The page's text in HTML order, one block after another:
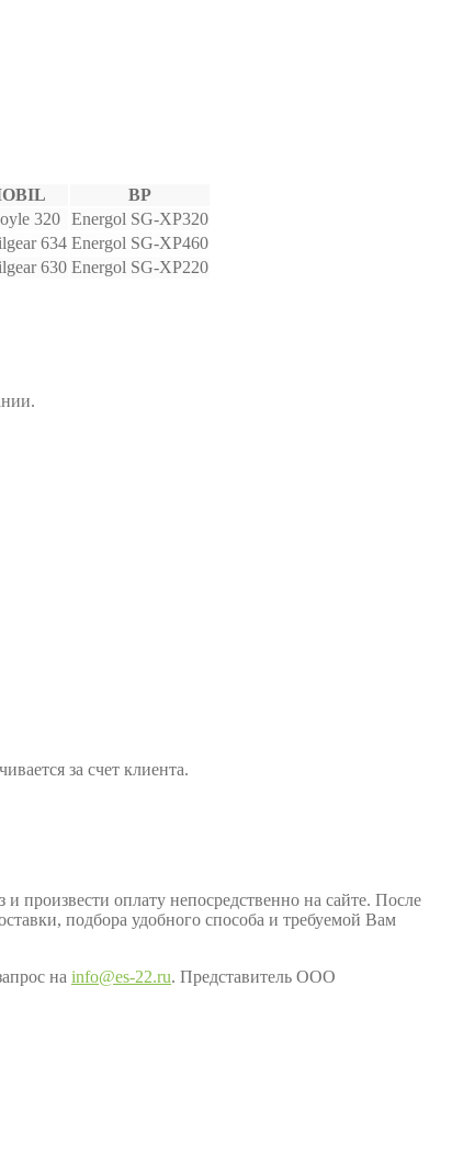
BP
320 Energol SG-XP320
634 Energol SG-XP460
630 Energol SG-XP220
за счет клиента.
произвести оплату непосредственно на сайте. После
подбора удобного способа и требуемой Вам
на info@es-22.ru. Представитель ООО